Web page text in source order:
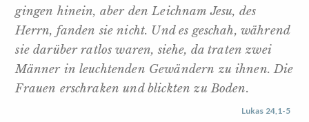
gingen hinein, aber den Leichnam Jesu, des
Herrn, fanden sie nicht. Und es geschah, während
sie darüber ratlos waren, siehe, da traten zwei
Männer in leuchtenden Gewändern zu ihnen. Die
Frauen erschraken und blickten zu Boden.
Lukas 24,1-5